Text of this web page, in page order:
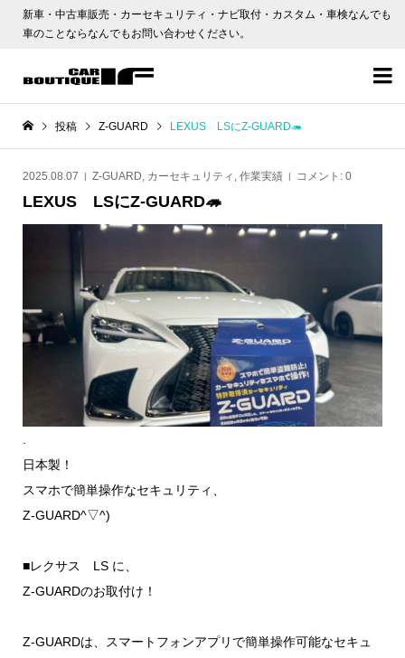
新車・中古車販売・カーセキュリティ・ナビ取付・カスタム・車検なんでも
車のことならなんでもお問い合わせください。

投稿 Z-GUARD LEXUS LSにZ-GUARD🦔
2025.08.07 Z-GUARD, カーセキュリティ , 作業実績 コメント: 0
LEXUS LSにZ-GUARD🦔
日本製！
スマホで簡単操作なセキュリティ、
Z-GUARD^▽^)
■レクサス LS に、
Z-GUARDのお取付け！
Z-GUARDは、スマートフォンアプリで簡単操作可能なセキュ